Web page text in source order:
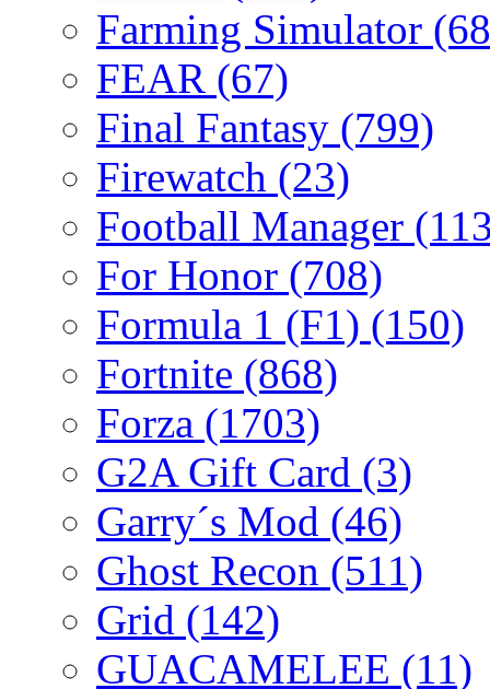
Farming Simulator
FEAR (67)
Final Fantasy (799)
Firewatch (23)
Football Manager
For Honor (708)
Formula 1 (F1) (150)
Fortnite (868)
Forza (1703)
G2A Gift Card (3)
Garry´s Mod (46)
Ghost Recon (511)
Grid (142)
GUACAMELEE (11)